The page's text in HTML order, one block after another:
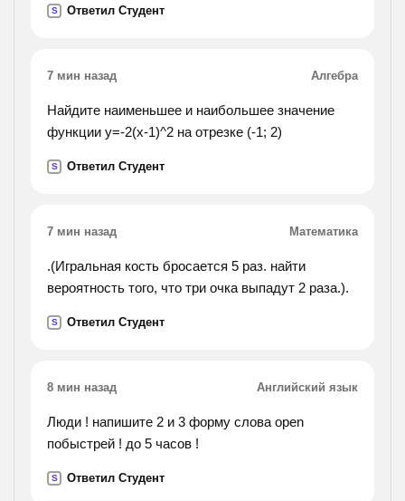
S Ответил Студент
7 мин назад Алгебра
Найдите наименьшее и наибольшее значение
функции у=-2(х-1)^2 на отрезке (-1; 2)
S Ответил Студент
7 мин назад Математика
.(Игральная кость бросается 5 раз. найти
вероятность того, что три очка выпадут 2 раза.).
S Ответил Студент
8 мин назад Английский язык
Люди ! напишите 2 и 3 форму слова open
побыстрей ! до 5 часов !
S Ответил Студент